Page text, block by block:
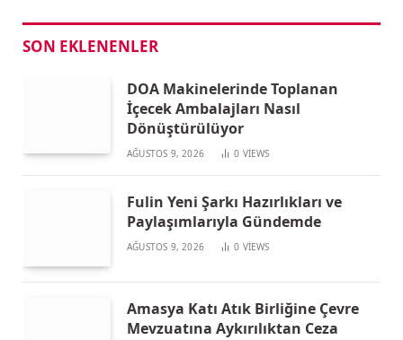
SON EKLENENLER
DOA Makinelerinde Toplanan
İçecek Ambalajları Nasıl
Dönüştürülüyor
AĞUSTOS 9, 2026 0 VIEWS
Fulin Yeni Şarkı Hazırlıkları ve
Paylaşımlarıyla Gündemde
AĞUSTOS 9, 2026 0 VIEWS
Amasya Katı Atık Birliğine Çevre
Mevzuatına Aykırılıktan Ceza